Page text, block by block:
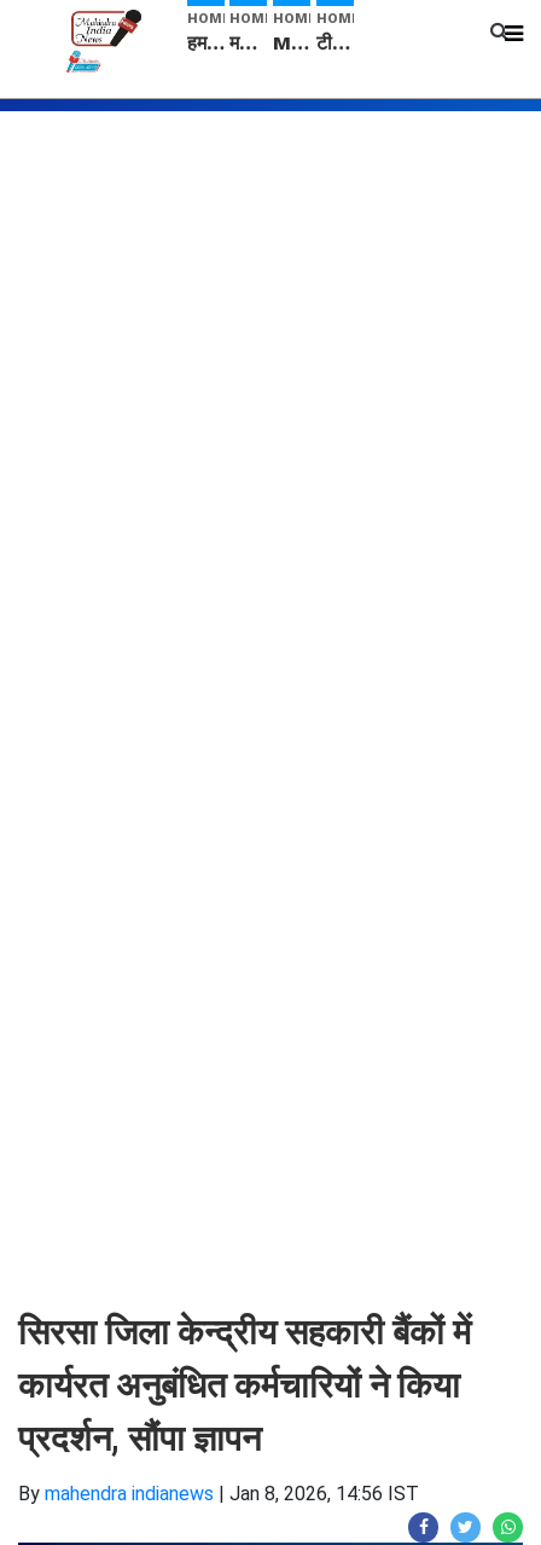
HOME
हम सनातनी..." सांसद kangana Ranaut से क्या बोली लड़की? Viral Jantar-Mantar | CJP protest
HOME
मनीषा हत्याकांड: हत्या, आत्महत्या या कोई बड़ा राज? | Full Story | Josh Haryana
HOME
Mangalsutra: हिंदू धर्म में शादी के बाद मंगलसूत्र क्यों पहनती है महिलाएं, किसने शुरु की ये परंपरा
HOME
टीम बीकेई ने एग्रीकल्चर ग्रेड की यूरिया खाद गट्टों में बदलकर टेक्निकल ग्रेड में बेचने वालों पर करवाई कार्रवाई: लखविंदर सिंह औलख
सिरसा जिला केन्द्रीय सहकारी बैंकों में
कार्यरत अनुबंधित कर्मचारियों ने किया
प्रदर्शन, सौंपा ज्ञापन
By mahendra indianews | Jan 8, 2026, 14:56 IST